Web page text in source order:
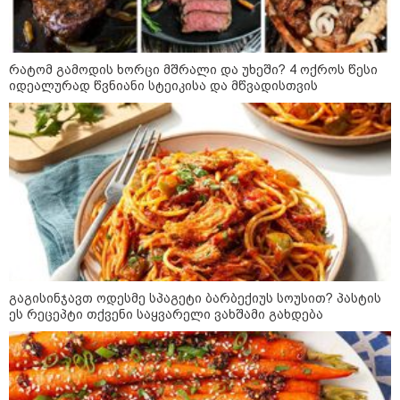
"უნდა დაგვხვრიტოთ? - არა,
თქვენი დახვრეტა რაში გვაწყობს,
გუდაუთაში ქართველ ტყვეებში
უნდა გადაგცვალოთ..."
როდის დაიწყო რეალურად
საქართველო-რუსეთის ომი და
მთავარი შეცდომა, რომელიც
საბედისწერო გამოდგა
შავ ზღვაში გემებზე
თავდასხმებმა რუსეთ-უკრაინის
ომში რეკორდული მასშტაბი
მიიღო
რატომ გამოდის ხორცი მშრალი და უხეში? 4 ოქროს წესი
იდეალურად წვნიანი სტეიკისა და მწვადისთვის
გაგისინჯავთ ოდესმე სპაგეტი ბარბექიუს სოუსით? პასტის
ეს რეცეპტი თქვენი საყვარელი ვახშამი გახდება